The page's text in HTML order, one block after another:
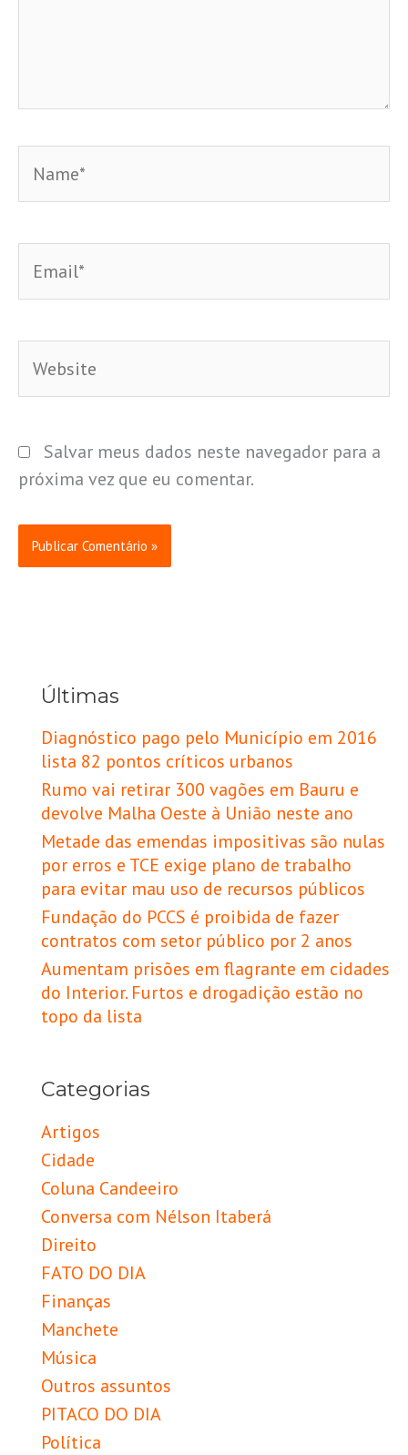
Salvar meus dados neste navegador para a
próxima vez que eu comentar.
Últimas
Diagnóstico pago pelo Município em 2016
lista 82 pontos críticos urbanos
Rumo vai retirar 300 vagões em Bauru e
devolve Malha Oeste à União neste ano
Metade das emendas impositivas são nulas
por erros e TCE exige plano de trabalho
para evitar mau uso de recursos públicos
Fundação do PCCS é proibida de fazer
contratos com setor público por 2 anos
Aumentam prisões em flagrante em cidades
do Interior. Furtos e drogadição estão no
topo da lista
Categorias
Artigos
Cidade
Coluna Candeeiro
Conversa com Nélson Itaberá
Direito
FATO DO DIA
Finanças
Manchete
Música
Outros assuntos
PITACO DO DIA
Política